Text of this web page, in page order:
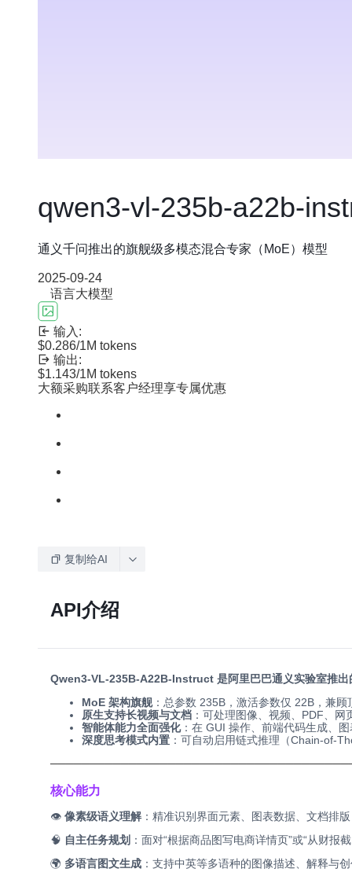
qwen3-vl-235b-a22b-
通义千问推出的旗舰级多模态混合专家（MoE）模型
2025-09-24
语言大模型
输入:
$0.286/1M tokens
输出:
$1.143/1M tokens
大额采购联系客户经理享专属优惠
复制给AI
API介绍
Qwen3-VL-235B-A22B-Instruct 是阿里巴巴通义实验室推出
MoE 架构旗舰：总参数 235B，激活参数仅 22B，兼
原生支持长视频与文档 ：可处理图像、视频、PDF、
智能体能力全面强化：在 GUI 操作、前端代码生成、
深度思考模式内置 ：可自动启用链式推理（Chain-of-
核心能力
👁️ 像素级语义理解：精准识别界面元素、图表数据、文档排
🧠 自主任务规划 ：面对“根据商品图写电商详情页”或“从财
🌍 多语言图文生成 ：支持中英等多语种的图像描述、解释与